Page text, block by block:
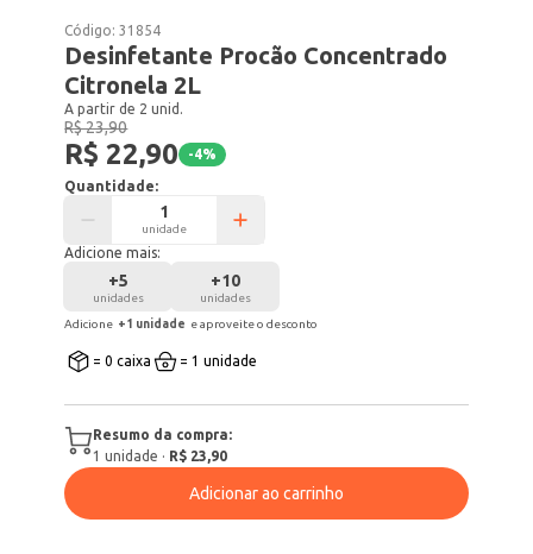
Código:31854
Desinfetante Procão Concentrado
Citronela 2L
A partir de 2 unid.
R$ 23,90
R$ 22,90 -4%
Quantidade:
unidade
Adicione mais:
+5
unidades
+10
unidades
Adicione +1 unidade e aproveite o desconto
= 0 caixa = 1 unidade
Resumo da compra:
1 unidade · R$ 23,90
Adicionar ao carrinho